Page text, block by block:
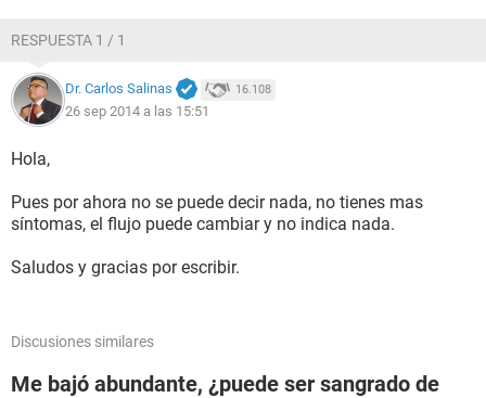
RESPUESTA 1 / 1
Dr. Carlos Salinas 16.108
26 sep 2014 a las 15:51
Hola,
Pues por ahora no se puede decir nada, no tienes mas
síntomas, el flujo puede cambiar y no indica nada.
Saludos y gracias por escribir.
Discusiones similares
Me bajó abundante, ¿puede ser sangrado de